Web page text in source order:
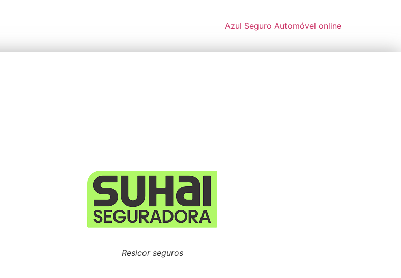
Azul Seguro Automóvel online
Resicor seguros